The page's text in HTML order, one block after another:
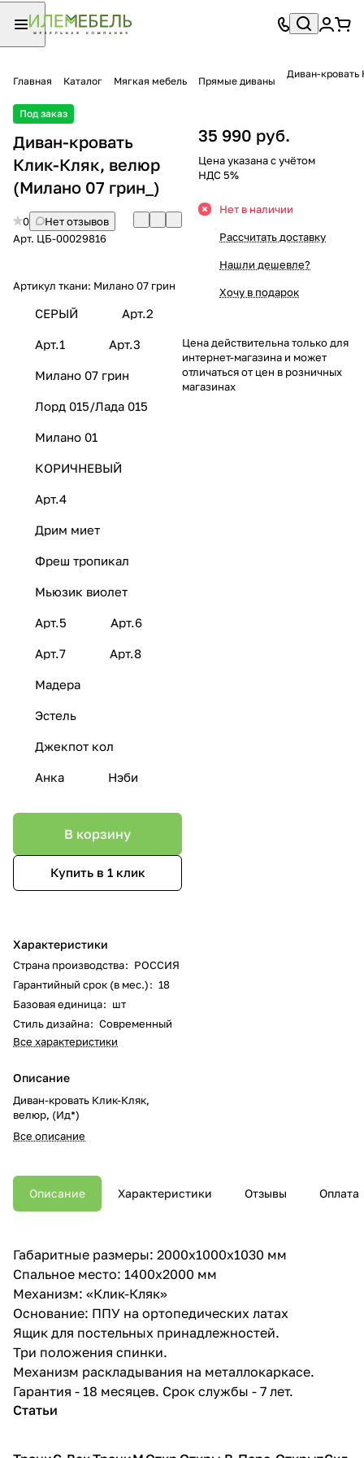
Главная Каталог Мягкая мебель Прямые диваны
Диван-кровать
Под заказ
Диван-кровать
Клик-Кляк, велюр
(Милано 07 грин_)
0
Нет отзывов
Арт. ЦБ-00029816
Артикул ткани: Милано 07 грин
СЕРЫЙ Арт.2
Арт.1 Арт.3
Милано 07 грин
Лорд 015/Лада 015
Милано 01
КОРИЧНЕВЫЙ
Арт.4
Дрим миет
Фреш тропикал
Мьюзик виолет
Арт.5 Арт.6
Арт.7 Арт.8
Мадера
Эстель
Джекпот кол
Анка Нэби
В корзину
Купить в 1 клик
Характеристики
Страна производства: РОССИЯ
Гарантийный срок (в мес.): 18
Базовая единица: шт
Стиль дизайна: Современный
Все характеристики
Описание
Диван-кровать Клик-Кляк,
велюр, (Ид*)
Все описание
35 990 руб.
Цена указана с учётом
НДС 5%
Нет в наличии
Рассчитать доставку
Нашли дешевле?
Хочу в подарок
Цена действительна только для
интернет-магазина и может
отличаться от цен в розничных
магазинах
Описание Характеристики Отзывы Оплата
Габаритные размеры: 2000х1000х1030 мм
Спальное место: 1400х2000 мм
Механизм: «Клик-Кляк»
Основание: ППУ на ортопедических латах
Ящик для постельных принадлежностей.
Три положения спинки.
Механизм раскладывания на металлокаркасе.
Гарантия - 18 месяцев. Срок службы - 7 лет.
Статьи